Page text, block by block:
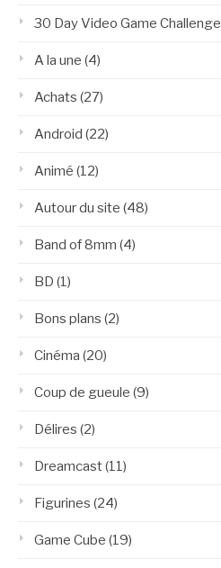
30 Day Video Game Challenge
A la une (4)
Achats (27)
Android (22)
Animé (12)
Autour du site (48)
Band of 8mm (4)
BD (1)
Bons plans (2)
Cinéma (20)
Coup de gueule (9)
Délires (2)
Dreamcast(11)
Figurines (24)
Game Cube (19)